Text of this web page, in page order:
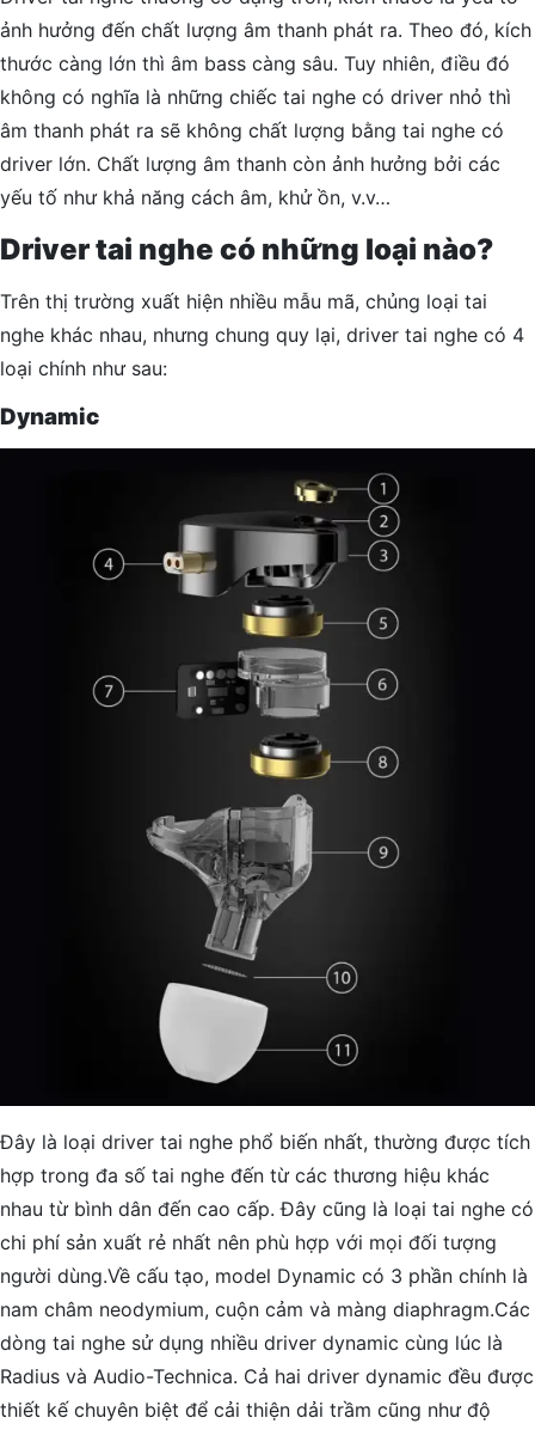
ảnh hưởng đến chất lượng âm thanh phát ra. Theo đó, kích
thước càng lớn thì âm bass càng sâu. Tuy nhiên, điều đó
không có nghĩa là những chiếc tai nghe có driver nhỏ thì
âm thanh phát ra sẽ không chất lượng bằng tai nghe có
driver lớn. Chất lượng âm thanh còn ảnh hưởng bởi các
yếu tố như khả năng cách âm, khử ồn, v.v…
Driver tai nghe có những loại nào?
Trên thị trường xuất hiện nhiều mẫu mã, chủng loại tai
nghe khác nhau, nhưng chung quy lại, driver tai nghe có 4
loại chính như sau:
Dynamic
Đây là loại driver tai nghe phổ biến nhất, thường được tích
hợp trong đa số tai nghe đến từ các thương hiệu khác
nhau từ bình dân đến cao cấp. Đây cũng là loại tai nghe có
chi phí sản xuất rẻ nhất nên phù hợp với mọi đối tượng
người dùng.Về cấu tạo, model Dynamic có 3 phần chính là
nam châm neodymium, cuộn cảm và màng diaphragm.Các
dòng tai nghe sử dụng nhiều driver dynamic cùng lúc là
Radius và Audio-Technica. Cả hai driver dynamic đều được
thiết kế chuyên biệt để cải thiện dải trầm cũng như độ